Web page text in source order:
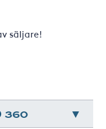
säljare!
360